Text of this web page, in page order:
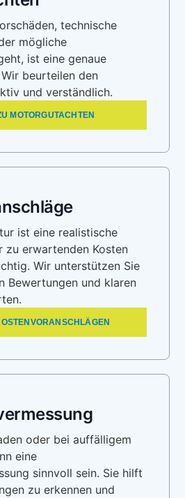
technische
mögliche
ist eine genaue
beurteilen den
und verständlich.
MOTORGUTACHTEN
ist eine realistische
zu erwartenden Kosten
Wir unterstützen Sie
Bewertungen und klaren
oder bei auffälligem
eine
sinnvoll sein. Sie hilft
zu erkennen und